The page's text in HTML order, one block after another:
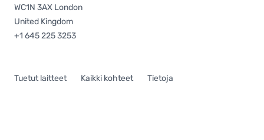
WC1N 3AX London
United Kingdom
+1 645 225 3253
Tuetut laitteet Kaikki kohteet Tietoja